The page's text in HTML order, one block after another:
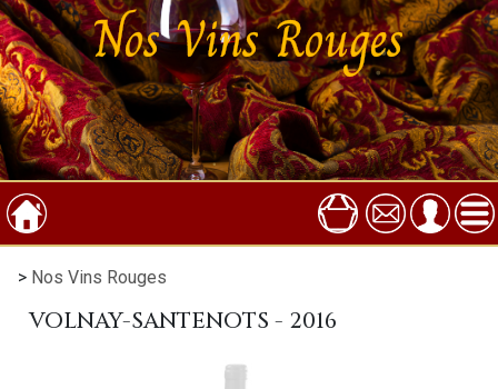
Nos Vins Rouges
> Nos Vins Rouges
VOLNAY-SANTENOTS - 2016